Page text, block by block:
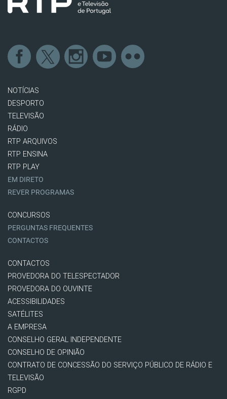
NOTÍCIAS
DESPORTO
TELEVISÃO
RÁDIO
RTP ARQUIVOS
RTP ENSINA
RTP PLAY
EM DIRETO
REVER PROGRAMAS
CONCURSOS
PERGUNTAS FREQUENTES
CONTACTOS
CONTACTOS
PROVEDORA DO TELESPECTADOR
PROVEDORA DO OUVINTE
ACESSIBILIDADES
SATÉLITES
A EMPRESA
CONSELHO GERAL INDEPENDENTE
CONSELHO DE OPINIÃO
CONTRATO DE CONCESSÃO DO SERVIÇO PÚBLICO DE RÁDIO E
TELEVISÃO
RGPD